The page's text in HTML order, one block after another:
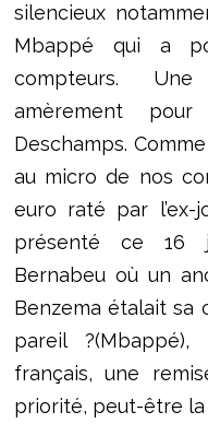
silencieux
Mbappé qui a
compteurs.
amèrement
Deschamps.
au micro de nos
euro raté par l’ex-
présenté ce 16
Bernabeu où un
Benzema étalait sa
pareil
français, une
priorité, peut-être la